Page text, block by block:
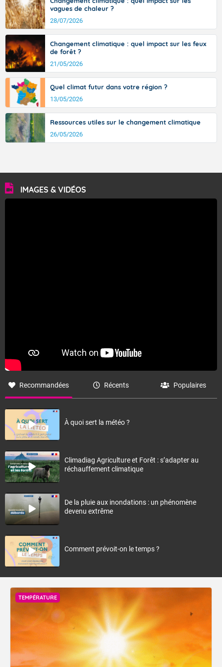
pays varois et en vallée de la Garonne.
Fermer
vagues de chaleur ?
28/07/2026
Changement climatique : quel impact sur les feux
de forêt ?
21/05/2026
Quel climat futur dans votre région ?
13/05/2026
Ressources utiles sur le changement climatique
26/05/2026
IMAGES & VIDÉOS
Recommandées Récents Populaires
À quoi sert la météo ?
Climadiag Agriculture et Forêt : s’adapter au
réchauffement climatique
De la pluie aux inondations : un phénomène
devenu extrême
Comment prévoit-on le temps ?
TEMPÉRATURE